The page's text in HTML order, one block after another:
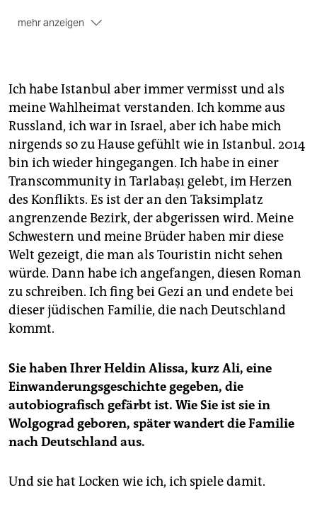
mehr anzeigen
steht Anton, der als Einziger nicht weiter
charakterisiert wird, als zweite Protagonistin wird
Alissa genannt: „Schwester, Bruder, ich“. Durch den
Roman zieht sich die Frage, wer Alissa und wer Anton
ist, der als Alis Zwillingsbruder eingeführt wird. Bald
fragt man sich, ob Ali und Anton zwei verschiedene
Personen sind.
Der Titel beziehe sich auf ein Zitat von Judith Butler,
sagt Salzmann: Wenn Butler von einem „Wir“ spreche,
spreche sie zu denjenigen, die außer sich leben, sei es
in sexueller Leidenschaft, emotionaler Trauer oder
politischem Zorn.
Schauplatz der Handlung sind die Bars und Clubs der
queeren Szene Istanbuls, aber auch all jene Orte in
der Sowjetunion, an denen sich die
Vergangenheit, die weit zurückreicht: „Die Zeit ist also
ein Heute, von vor hundert Jahren bis jetzt.“
Jede Figur behandelt Salzmann mit derselben
Sorgfalt von innen her. Und je nachdem, wem der Text
gerade folgt, verwandelt dieser sich seinen Figuren
Familiengeschichte ein eher nüchterner Ton, gesetzt
von kurzen Sätzen, nimmt die Erzählung in den
Ich habe Istanbul aber immer vermisst und als
meine Wahlheimat verstanden. Ich komme aus
Russland, ich war in Israel, aber ich habe mich
nirgends so zu Hause gefühlt wie in Istanbul. 2014
bin ich wieder hingegangen. Ich habe in einer
Transcommunity in Tarlabaşı gelebt, im Herzen
des Konflikts. Es ist der an den Taksimplatz
angrenzende Bezirk, der abgerissen wird. Meine
Schwestern und meine Brüder haben mir diese
Welt gezeigt, die man als Touristin nicht sehen
würde. Dann habe ich angefangen, diesen Roman
zu schreiben. Ich fing bei Gezi an und endete bei
dieser jüdischen Familie, die nach Deutschland
kommt.
Sie haben Ihrer Heldin Alissa, kurz Ali, eine
Einwanderungsgeschichte gegeben, die
autobiografisch gefärbt ist. Wie Sie ist sie in
Wolgograd geboren, später wandert die Familie
nach Deutschland aus.
Und sie hat Locken wie ich, ich spiele damit.